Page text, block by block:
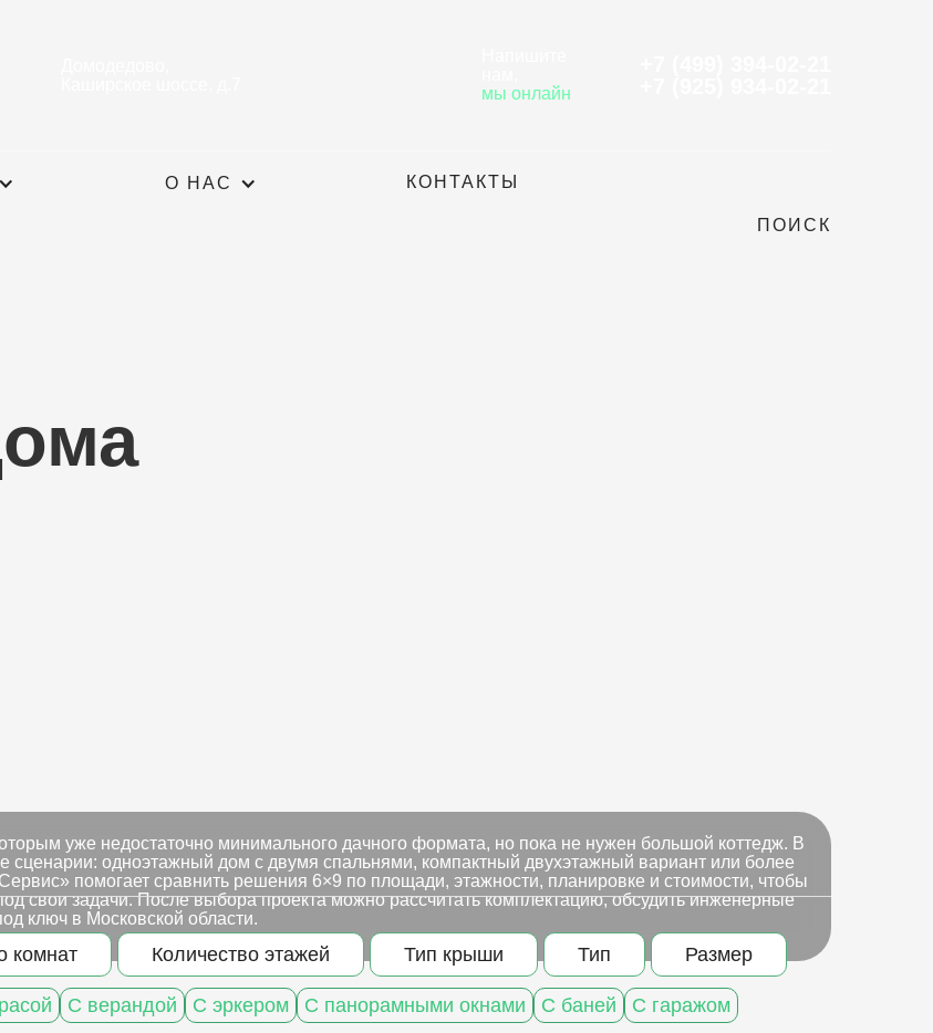
мы онлайн
О НАС КОНТАКТЫ
ПОИСК
уже недостаточно минимального дачного формата, но пока не нужен большой коттедж. В
сценарии: одноэтажный дом с двумя спальнями, компактный двухэтажный вариант или более
помогает сравнить решения 6×9 по площади, этажности, планировке и стоимости, чтобы
свои задачи. После выбора проекта можно рассчитать комплектацию, обсудить инженерные
ключ в Московской области.
комнат Количество этажей Тип крыши Тип Размер
С верандой С эркером С панорамными окнами С баней
С гаражом